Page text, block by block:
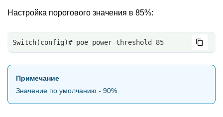
Настройка порогового значения в 85%:
Switch(config)# poe power-threshold 85
Примечание
Значение по умолчанию - 90%